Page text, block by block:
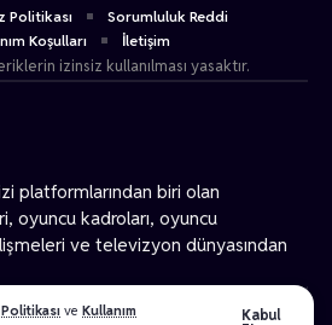
ve Kullanım
Kabul
platformlarından biri olan
oyuncu kadroları, oyuncu
ve televizyon dünyasından
Politikası
Sorumluluk Reddi
Koşulları
İletişim
izinsiz kullanılması yasaktır.